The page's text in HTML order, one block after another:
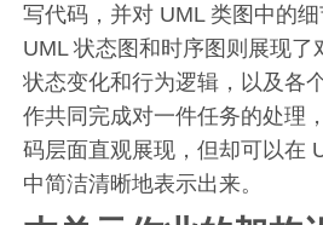
写代码，并对 UML 类图中的
UML 状态图和时序图则展现了
状态变化和行为逻辑，以及各
作共同完成对一件任务的处理
码层面直观展现，但却可以在
中简洁清晰地表示出来。